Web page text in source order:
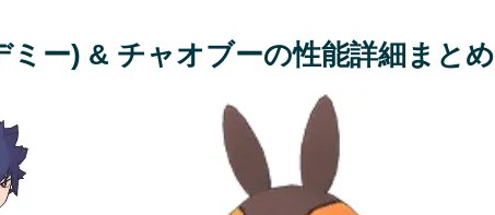
ミー) & チャオブーの性能詳細まとめ